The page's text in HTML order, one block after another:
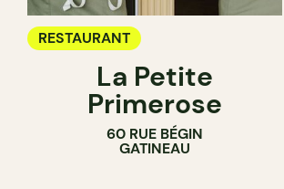
RESTAURANT
La Petite
Primerose
60 RUE BÉGIN
GATINEAU